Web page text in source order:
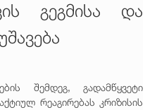
გეგმისა და
შემდეგ, გადამწყვეტი
რეაგირებას კრიზისის